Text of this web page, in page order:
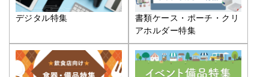
デジタル特集
書類ケース・ポーチ・クリ
アホルダー特集